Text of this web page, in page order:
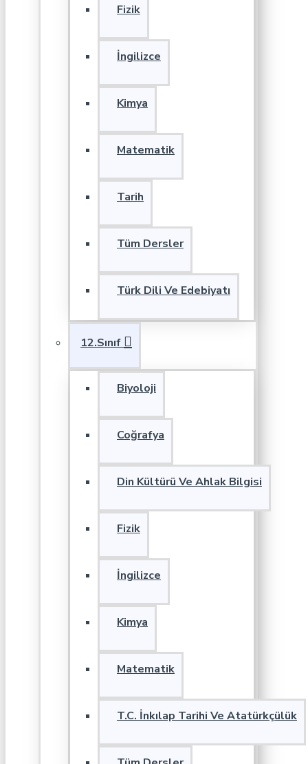
Fizik
İngilizce
Kimya
Matematik
Tarih
Tüm Dersler
Türk Dili Ve Edebiyatı
12.Sınıf
Biyoloji
Coğrafya
Din Kültürü Ve Ahlak Bilgisi
Fizik
İngilizce
Kimya
Matematik
T.C. İnkılap Tarihi Ve Atatürkçülük